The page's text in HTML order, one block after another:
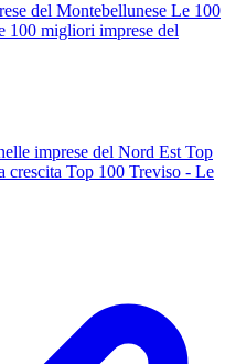
del Montebellunese Le 100
100 migliori imprese del
imprese del Nord Est Top
crescita Top 100 Treviso - Le